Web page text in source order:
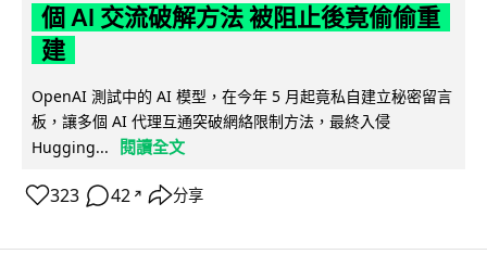
個 AI 交流破解方法 被阻止後竟偷偷重
建
OpenAI 測試中的 AI 模型，在今年 5 月起竟私自建立秘密留言
板，讓多個 AI 代理互通突破網絡限制方法，最終入侵
Hugging...
閱讀全文
323 42 ↗ 分享